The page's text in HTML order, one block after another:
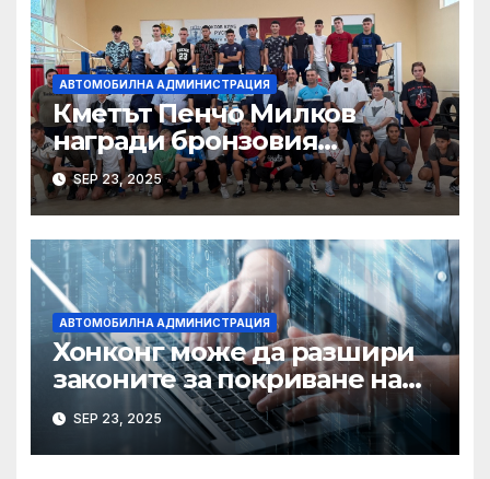
АВТОМОБИЛНА АДМИНИСТРАЦИЯ
Кметът Пенчо Милков
награди бронзовия
медалист от Световното по
бокс Радослав Росенов
SEP 23, 2025
АВТОМОБИЛНА АДМИНИСТРАЦИЯ
Хонконг може да разшири
законите за покриване на
използването на ИИ при
сексуални престъпления,
казва началникът на
SEP 23, 2025